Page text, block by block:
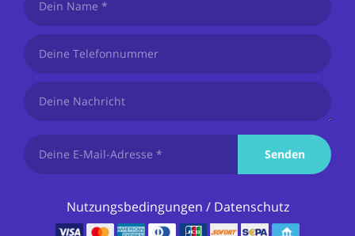
Senden
Nutzungsbedingungen / Datenschutz